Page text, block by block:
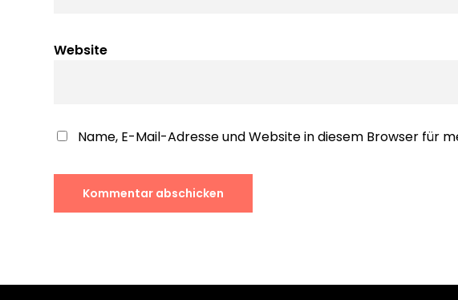
Website
Name, E-Mail-Adresse und Website in diesem Browser für